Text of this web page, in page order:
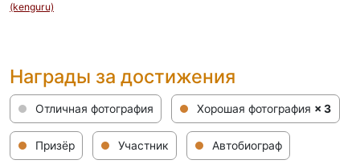
(kenguru)
Награды за достижения
Отличная фотография Хорошая фотография × 3
Призёр Участник Автобиограф